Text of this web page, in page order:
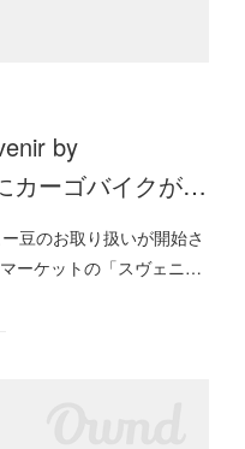
by
カーゴバイクが…
豆のお取り扱いが開始さ
ーケットの「スヴェニ…